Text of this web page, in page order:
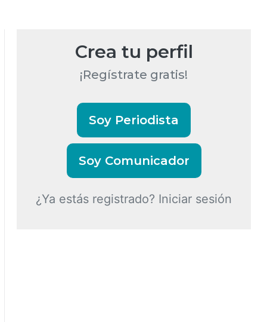
Crea tu perfil
¡Regístrate gratis!
Soy Periodista
Soy Comunicador
¿Ya estás registrado? Iniciar sesión